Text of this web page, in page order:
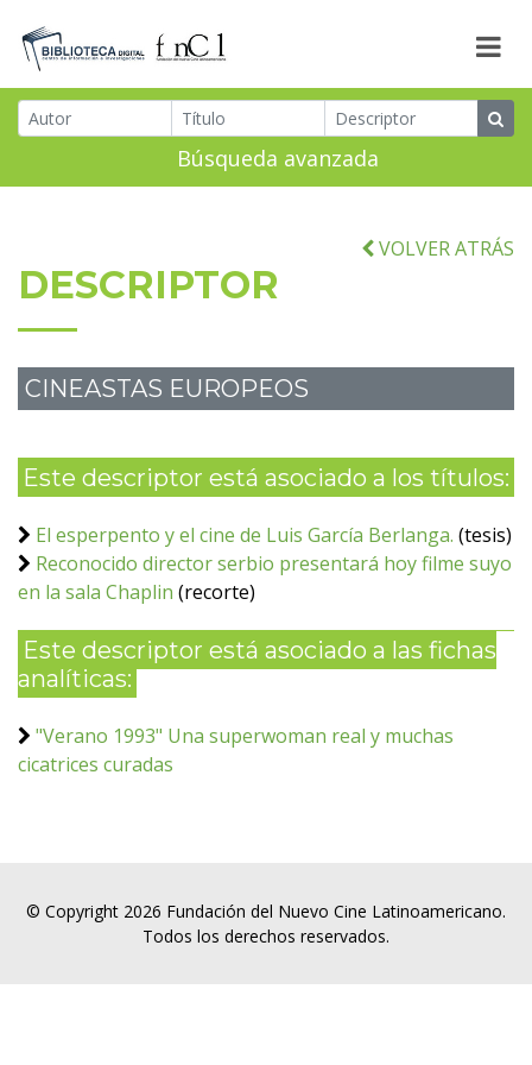
Búsqueda avanzada
VOLVER ATRÁS
DESCRIPTOR
CINEASTAS EUROPEOS
Este descriptor está asociado a los títulos:
El esperpento y el cine de Luis García Berlanga. (tesis)
Reconocido director serbio presentará hoy filme suyo
en la sala Chaplin (recorte)
Este descriptor está asociado a las fichas
analíticas:
"Verano 1993" Una superwoman real y muchas
cicatrices curadas
© Copyright 2026 Fundación del Nuevo Cine Latinoamericano.
Todos los derechos reservados.